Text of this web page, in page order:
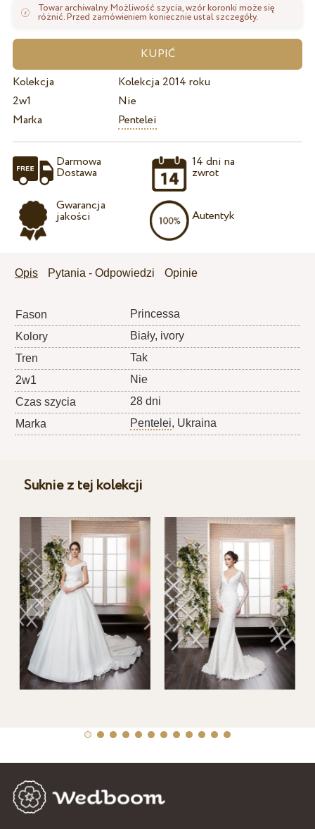
Towar archiwalny. Możliwość szycia, wzór koronki może się
różnić. Przed zamówieniem koniecznie ustal szczegóły.
Kolekcja
Kolekcja 2014 roku
2w1
Nie
Marka
Pentelei
Darmowa
Dostawa
Gwarancja
jakości
14 dni na
zwrot
Autentyk
Opis Pytania - Odpowiedzi Opinie
Fason
Princessa
Kolory
Biały, ivory
Tren
Tak
2w1
Nie
Czas szycia
28 dni
Marka
Pentelei, Ukraina
Suknie z tej kolekcji